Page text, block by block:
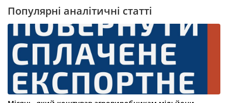
Популярні аналітичні статті